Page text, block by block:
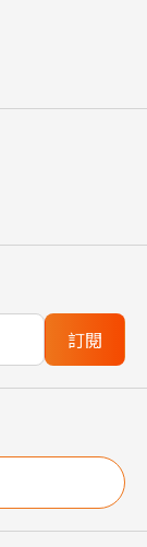
訂閱